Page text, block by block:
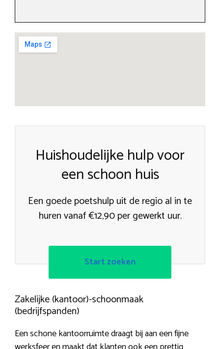
Huishoudelijke hulp voor
een schoon huis
Een goede poetshulp uit de regio al in te
huren vanaf €12,90 per gewerkt uur.
Start zoeken
Zakelijke (kantoor)-schoonmaak
(bedrijfspanden)
Een schone kantoorruimte draagt bij aan een fijne